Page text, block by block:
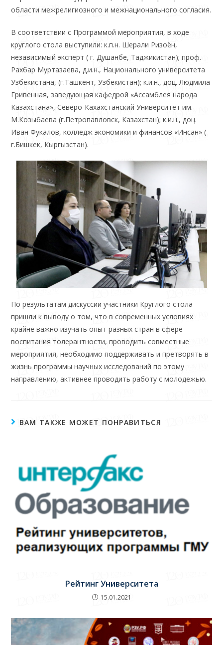
области межрелигиозного и межнационального согласия.
В соответствии с Программой мероприятия, в ходе
круглого стола выступили: к.п.н. Шерали Ризоён,
независимый эксперт ( г. Душанбе, Таджикистан); проф.
Рахбар Муртазаева, д.и.н., Национального университета
Узбекистана, (г.Ташкент, Узбекистан); к.и.н., доц. Людмила
Гривенная, заведующая кафедрой «Ассамблея народа
Казахстана», Северо-Кахахстанский Университет им.
М.Козыбаева (г.Петропавловск, Казахстан); к.и.н., доц.
Иван Фукалов, колледж экономики и финансов «Инсан» (
г.Бишкек, Кыргызстан).
По результатам дискуссии участники Круглого стола
пришли к выводу о том, что в современных условиях
крайне важно изучать опыт разных стран в сфере
воспитания толерантности, проводить совместные
мероприятия, необходимо поддерживать и претворять в
жизнь программы научных исследований по этому
направлению, активнее проводить работу с молодежью.
ВАМ ТАКЖЕ МОЖЕТ ПОНРАВИТЬСЯ
Рейтинг Университета
15.01.2021